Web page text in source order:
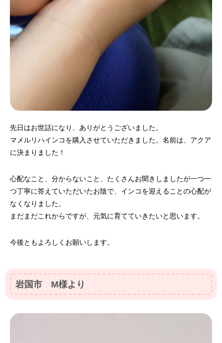
先日はお世話になり、ありがとうございました。
マメルリハインコを購入させていただきました。名前は、アクア
に決まりました！
心配なこと、分からないこと、たくさんお聞きしましたが一つ一
つ丁寧に答えていただいたお陰で、インコを迎えることの心配が
なくなりました。
まだまだこれからですが、元気に育てていきたいと思います。
今後ともよろしくお願いします。
岩国市 M様より